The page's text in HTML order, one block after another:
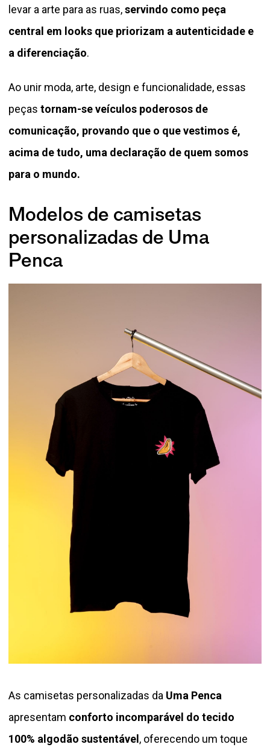
levar a arte para as ruas,servindo como peça
central em looks que priorizam a autenticidade e
a diferenciação.
Ao unir moda, arte, design e funcionalidade, essas
peças tornam-se veículos poderosos de
comunicação, provando que o que vestimos é,
acima de tudo, uma declaração de quem somos
para o mundo.
Modelos de camisetas
personalizadas de Uma
Penca
As camisetas personalizadas da Uma Penca
apresentam conforto incomparável do tecido
100% algodão sustentável , oferecendo um toque